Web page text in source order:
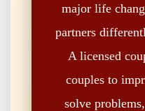
major life
partners
A licensed
couples to
solve